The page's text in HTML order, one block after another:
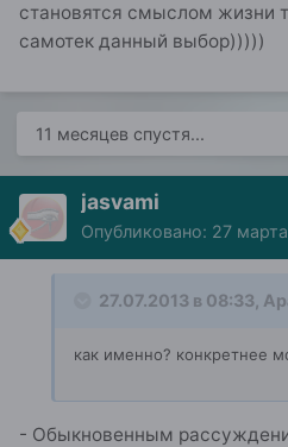
становятся смыслом жизни
самотек данный выбор)))))
11 месяцев спустя...
jasvami
Опубликовано: 27
27.07.2013 в 08:33,
как именно? конкретнее
- Обыкновенным